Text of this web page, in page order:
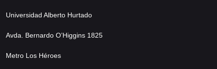
Universidad Alberto Hurtado
Avda. Bernardo O’Higgins 1825
Metro Los Héroes